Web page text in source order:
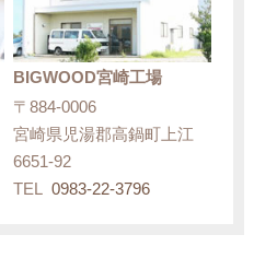
BIGWOOD宮崎工場
〒884-0006
宮崎県児湯郡高鍋町上江
6651-92
TEL 0983-22-3796